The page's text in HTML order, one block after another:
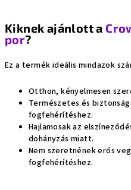
Kiknek ajánlott a
por?
Ez a termék ideális mindazok
Otthon, kényelmesen
Természetes és
fogfehérítéshez.
Hajlamosak az
dohányzás miatt.
Nem szeretnének erős
fogfehérítéshez.